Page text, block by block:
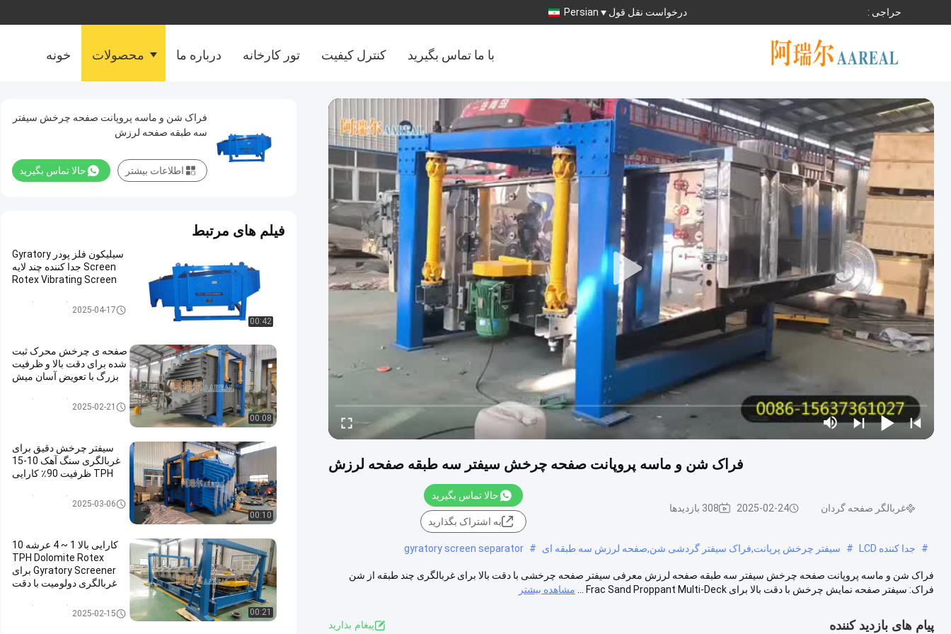
حراجی : درخواست نقل قول Persian
خونه محصولات درباره ما تور کارخانه کنترل کیفیت با ما تماس بگیرید
فراک شن و ماسه پروپانت صفحه چرخش سیفتر سه طبقه صفحه لرزش
غربالگر صفحه گردان 2025-02-24 308 بازدیدها
حالا تماس بگیرید
به اشتراک بگذارید
# جدا کننده LCD # سیفتر چرخش پرپانت,فراک سیفتر گردشی شن,صفحه لرزش سه طبقه ای #
gyratory screen separator
فراک شن و ماسه پروپانت صفحه چرخش سیفتر سه طبقه صفحه لرزش معرفی سیفتر صفحه چرخشی با دقت بالا برای غربالگری چند طبقه از شن
فراک: سیفتر صفحه نمایش چرخش با دقت بالا برای Frac Sand Proppant Multi-Deck ...
مشاهده بیشتر
پیام های بازدید کننده پيغام بذاريد
فراک شن و ماسه پروپانت صفحه چرخش سیفتر
سه طبقه صفحه لرزش
حالا تماس بگیرید اطلاعات بیشتر
فیلم های مرتبط
00:42
سیلیکون فلز پودر Gyratory
Screen جدا کننده چند لایه
Rotex Vibrating Screen
غربالگر صفحه گردان2025-04-17
00:08
صفحه ی چرخش محرک ثبت
شده برای دقت بالا و ظرفیت
بزرگ با تعویض آسان میش
غربالگر صفحه گردان2025-02-21
00:10
سیفتر چرخش دقیق برای
غربالگری سنگ آهک 10-15
TPH ظرفیت 90٪ کارایی
غربالگر صفحه گردان2025-03-06
00:21
کارایی بالا 1 ~ 4 عرشه 10
TPH Dolomite Rotex
Gyratory Screener برای
غربالگری دولومیت با دقت
غربالگر صفحه گردان2025-02-15